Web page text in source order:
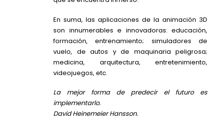
En suma, las aplicaciones de la animación 3D
son innumerables e innovadoras: educación,
formación, entrenamiento; simuladores de
vuelo, de autos y de maquinaria peligrosa;
medicina, arquitectura, entretenimiento,
videojuegos, etc.
La mejor forma de predecir el futuro es
implementarlo.
David Heinemeier Hansson.